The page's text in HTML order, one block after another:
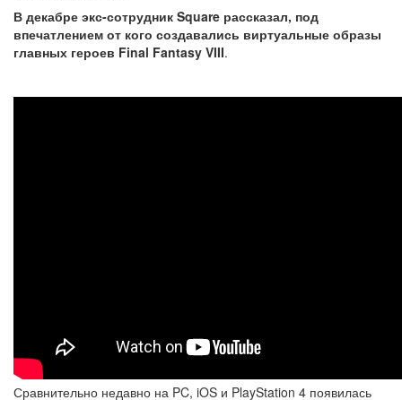
В декабре экс-сотрудник Square рассказал, под
впечатлением от кого создавались виртуальные образы
главных героев Final Fantasy VIII.
Сравнительно недавно на PC, iOS и PlayStation 4 появилась